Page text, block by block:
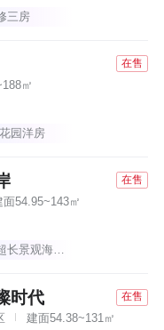
三房
在售
㎡
园洋房
在售
面54.95~143㎡
丰富度假资源，超长景观海岸线
时代 在售
建面54.38~131㎡